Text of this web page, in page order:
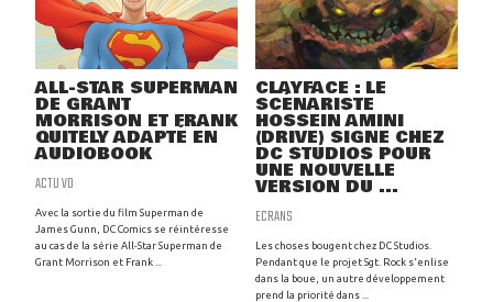
ALL-STAR SUPERMAN
DE GRANT
MORRISON ET FRANK
QUITELY ADAPTÉ EN
AUDIOBOOK
ACTU VO
Avec la sortie du film Superman de
James Gunn, DC Comics se réintéresse
au cas de la série All-Star Superman de
Grant Morrison et Frank ...
CLAYFACE : LE
SCÉNARISTE
HOSSEIN AMINI
(DRIVE) SIGNE CHEZ
DC STUDIOS POUR
UNE NOUVELLE
VERSION DU ...
ECRANS
Les choses bougent chez DC Studios.
Pendant que le projet Sgt. Rock s'enlise
dans la boue, un autre développement
prend la priorité dans ...